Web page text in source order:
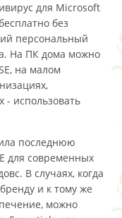
для Microsoft
без
персональный
На ПК дома можно
на малом
- использовать
последнюю
для современных
В случаях, когда
и к тому же
можно